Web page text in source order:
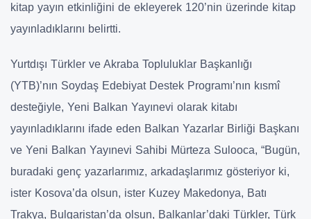
kitap yayın etkinliğini de ekleyerek 120’nin üzerinde kitap
yayınladıklarını belirtti.
Yurtdışı Türkler ve Akraba Topluluklar Başkanlığı
(YTB)’nın Soydaş Edebiyat Destek Programı’nın kısmî
desteğiyle, Yeni Balkan Yayınevi olarak kitabı
yayınladıklarını ifade eden Balkan Yazarlar Birliği Başkanı
ve Yeni Balkan Yayınevi Sahibi Mürteza Sulooca, “Bugün,
buradaki genç yazarlarımız, arkadaşlarımız gösteriyor ki,
ister Kosova’da olsun, ister Kuzey Makedonya, Batı
Trakya, Bulgaristan’da olsun, Balkanlar’daki Türkler, Türk